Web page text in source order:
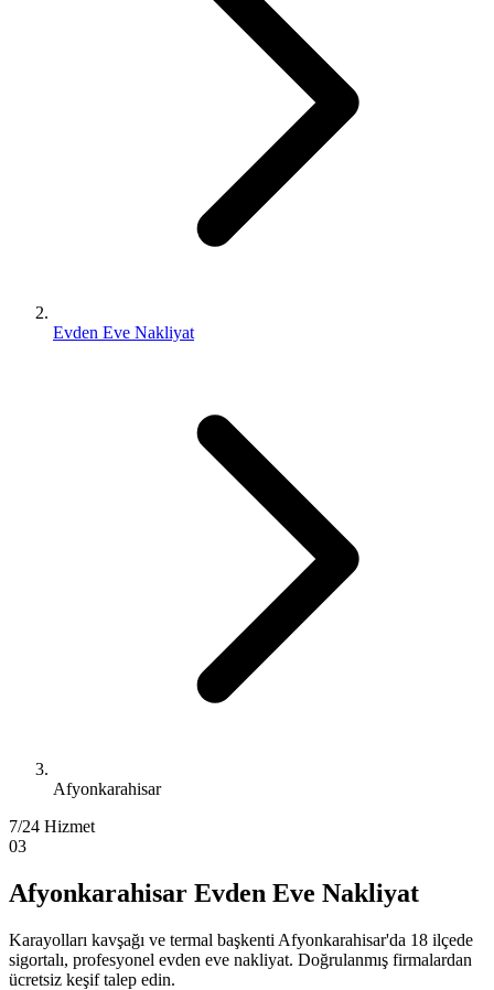
Evden Eve Nakliyat
Afyonkarahisar
7/24 Hizmet
03
Afyonkarahisar Evden Eve Nakliyat
Karayolları kavşağı ve termal başkenti Afyonkarahisar'da 18 ilçede
sigortalı, profesyonel evden eve nakliyat. Doğrulanmış firmalardan
ücretsiz keşif talep edin.